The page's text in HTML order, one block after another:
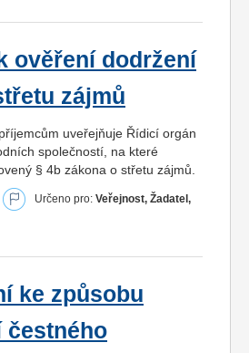
ověření dodržení
zájmů
uveřejňuje Řídicí orgán
společností, na které
§ 4b zákona o střetu zájmů.
Určeno pro: Veřejnost, Žadatel,
ke způsobu
čestného